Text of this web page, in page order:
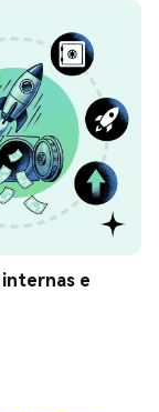
internas e